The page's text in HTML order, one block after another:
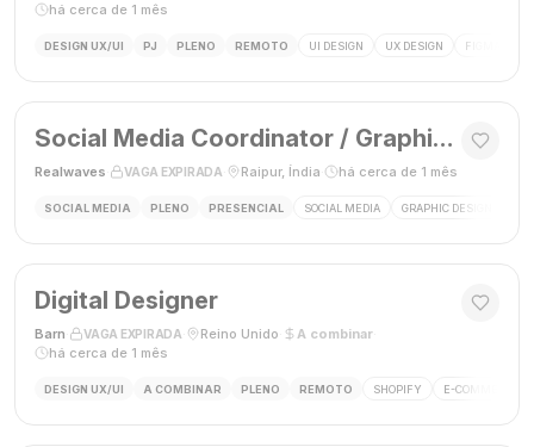
há cerca de 1 mês
DESIGN UX/UI PJ PLENO REMOTO UI DESIGN UX DESIGN FIGMA
Social Media Coordinator / Graphic Designer
Realwaves VAGA EXPIRADA Raipur, Índia há cerca de 1 mês
SOCIAL MEDIA PLENO PRESENCIAL SOCIAL MEDIA GRAPHIC DESIGN
Digital Designer
Barn VAGA EXPIRADA Reino Unido A combinar·
há cerca de 1 mês
DESIGN UX/UI A COMBINAR PLENO REMOTO SHOPIFY E-COMMERCE